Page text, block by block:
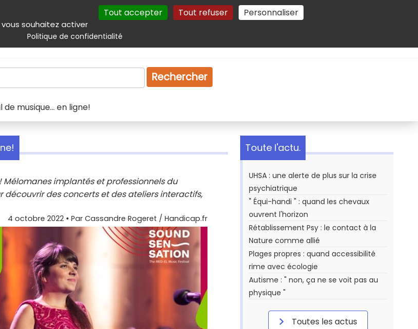
souhaitez activer
Tout accepter Tout refuser Personnaliser
Politique de confidentialité
Autres services Plan du site Gestion des cookies
& services Emploi Droit
Rechercher
musique... en ligne!
implantés et professionnels du
découvrir des concerts et des ateliers interactifs,
4 octobre 2022 • Par Cassandre Rogeret / Handicap.fr
Toute l'actu.
UHSA : une alerte de plus sur la crise
psychiatrique
" Équi-handi " : quand les chevaux
ouvrent l'horizon
Rétablissement Psy : le contact à la
Nature comme allié
Plages propres : quand accessibilité
rime avec écologie
Autisme : " non, ça ne se voit pas au
physique "
Toutes les actus